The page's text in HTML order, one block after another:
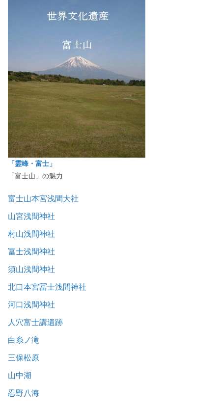
「霊峰・富士」
「富士山」の魅力
富士山本宮浅間大社
山宮浅間神社
村山浅間神社
冨士浅間神社
須山浅間神社
北口本宮冨士浅間神社
河口浅間神社
人穴富士講遺跡
白糸ノ滝
三保松原
山中湖
忍野八海